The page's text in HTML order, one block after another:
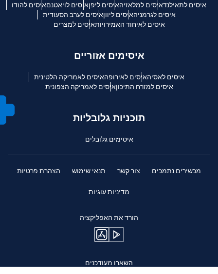
איסים לתאילנדאיסים למלאזיהאיסים ליפןאיסים לויאטנםאיסים להודו
איסים לגרמניהאיסים ליווןאיסים לערב הסעודית
איסים לאיחוד האמירויותאיסים למצרים
איסימים אזוריים
איסים לאסיהאיסים לאירופהאיסים לאמריקה הלטינית
איסים למזרח התיכוןאיסים לאמריקה הצפונית
תוכניות גלובליות
איסימים גלובלים
מכשירים נתמכים צור קשר תנאי שימוש הצהרת פרטיות
מדיניות עוגיות
הורד את האפליקציה
השארו מעודכנים